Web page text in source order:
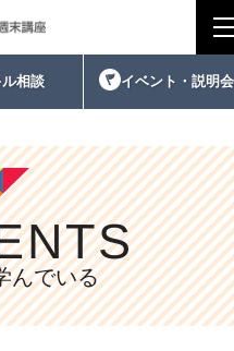
相談 イベント・説明会
んでいる